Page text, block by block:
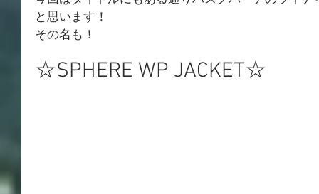
と思います！
その名も！
☆SPHERE WP JACKET☆